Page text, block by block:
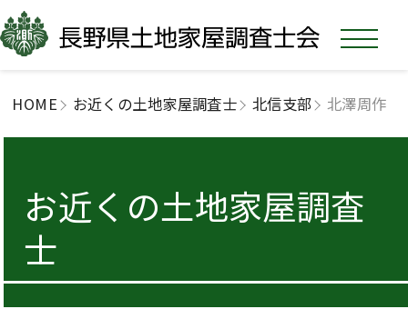
HOME お近くの土地家屋調査士 北信支部 北澤周作
お近くの土地家屋調査
士